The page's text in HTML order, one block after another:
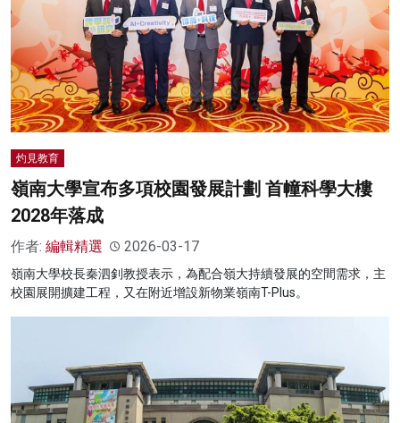
灼見教育
嶺南大學宣布多項校園發展計劃 首幢科學大樓
2028年落成
作者: 編輯精選 2026-03-17
嶺南大學校長秦泗釗教授表示，為配合嶺大持續發展的空間需求，主
校園展開擴建工程，又在附近增設新物業嶺南T-Plus。